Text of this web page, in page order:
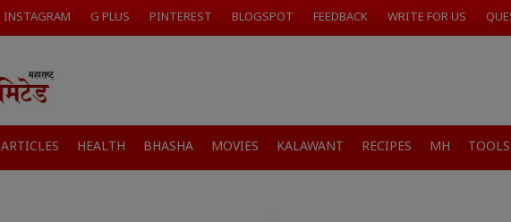
INSTAGRAM G PLUS PINTEREST BLOGSPOT FEEDBACK WRITE FOR US
ARTICLES HEALTH BHASHA MOVIES KALAWANT RECIPES MH TOOLS